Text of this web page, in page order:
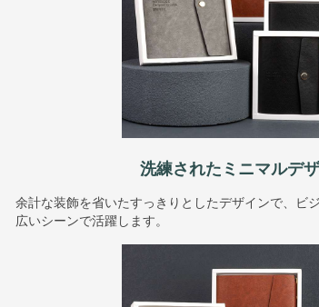
洗練されたミニマルデ
余計な装飾を省いたすっきりとしたデザインで、ビ
広いシーンで活躍します。